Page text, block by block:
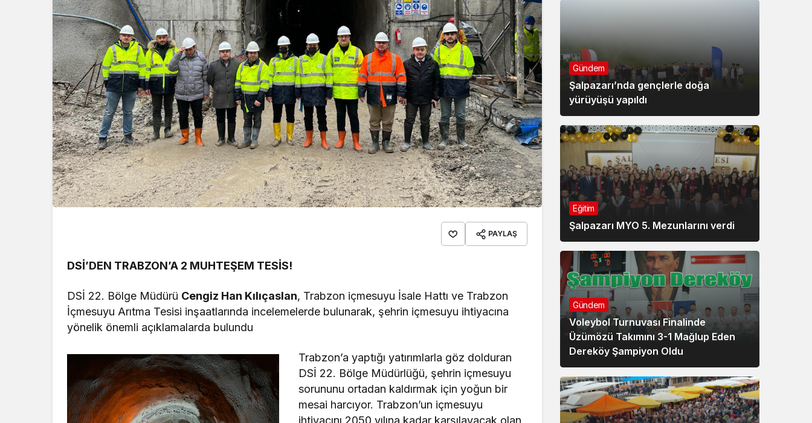
PAYLAŞ
DSİ’DEN TRABZON’A 2 MUHTEŞEM TESİS!
DSİ 22. Bölge Müdürü Cengiz Han Kılıçaslan, Trabzon içmesuyu İsale Hattı ve Trabzon
İçmesuyu Arıtma Tesisi inşaatlarında incelemelerde bulunarak, şehrin içmesuyu ihtiyacına
yönelik önemli açıklamalarda bulundu
Trabzon’a yaptığı yatırımlarla göz dolduran
DSİ 22. Bölge Müdürlüğü, şehrin içmesuyu
sorununu ortadan kaldırmak için yoğun bir
mesai harcıyor. Trabzon’un içmesuyu
ihtiyacını 2050 yılına kadar karşılayacak olan
Gündem
Şalpazarı’nda gençlerle doğa
yürüyüşü yapıldı
Eğitim
Şalpazarı MYO 5. Mezunlarını verdi
Gündem
Voleybol Turnuvası Finalinde
Üzümözü Takımını 3-1 Mağlup Eden
Dereköy Şampiyon Oldu